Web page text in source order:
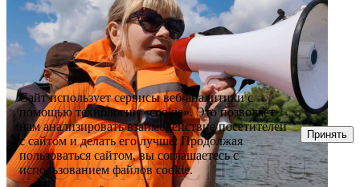
Сайт использует сервисы веб-аналитики с
помощью технологии «cookie». Это позволяет
нам анализировать взаимодействие посетителей
с сайтом и делать его лучше. Продолжая
пользоваться сайтом, вы соглашаетесь с
использованием файлов cookie.
Принять